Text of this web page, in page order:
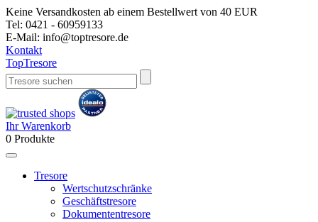
Keine Versandkosten ab einem Bestellwert von 40 EUR
Tel: 0421 - 60959133
E-Mail: info@toptresore.de
Kontakt
TopTresore
Ihr Warenkorb
0 Produkte
Tresore
Wertschutzschränke
Geschäftstresore
Dokumententresore